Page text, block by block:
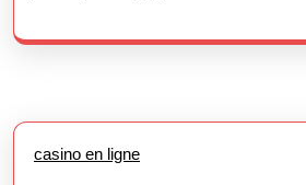
casino en ligne